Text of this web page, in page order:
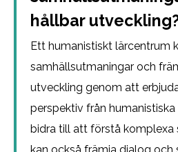
hållbar
Ett humanistiskt lärcentrum
samhällsutmaningar och
utveckling genom att
perspektiv från
bidra till att förstå komplexa